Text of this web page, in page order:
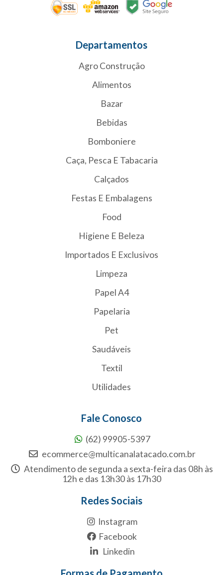
Departamentos
Agro Construção
Alimentos
Bazar
Bebidas
Bomboniere
Caça, Pesca E Tabacaria
Calçados
Festas E Embalagens
Food
Higiene E Beleza
Importados E Exclusivos
Limpeza
Papel A4
Papelaria
Pet
Saudáveis
Textil
Utilidades
Fale Conosco
(62) 99905-5397
ecommerce@multicanalatacado.com.br
Atendimento de segunda a sexta-feira das 08h às
12h e das 13h30 às 17h30
Redes Sociais
Instagram
Facebook
Linkedin